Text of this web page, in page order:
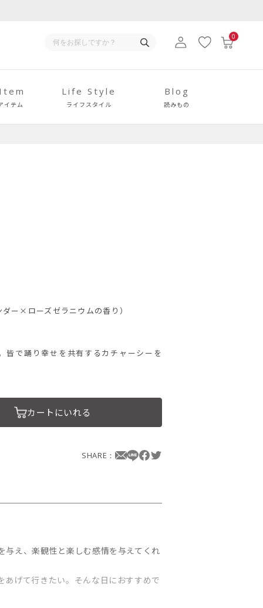
0
イテム
Life Style
ライフスタイル
Blog
読みもの
ー×ローズゼラニウムの香り）
皆で踊り幸せを共有するカチャーシーを
カートにいれる
SHARE：
与え、楽観性と楽しむ感情を与えてくれ
あげて行きたい。そんな日におすすめで